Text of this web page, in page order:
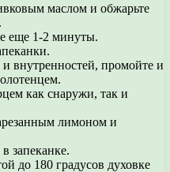
маслом и обжарьте
еще 1-2 минуты.
внутренностей, промойте и
как снаружи, так и
лимоном и
запеканке.
до 180 градусов духовке